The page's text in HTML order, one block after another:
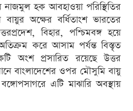
হক আবহাওয়া পরিস্থিতির
বায়ুর অক্ষের বর্ধিতাংশ ভারতের
বিহার, পশ্চিমবঙ্গ হয়ে
করে আসাম পর্যন্ত বিস্তৃত
অংশ প্রসারিত রয়েছে উত্তর
বাংলাদেশের ওপর মৌসুমি বায়ু
এটি মাঝারি অবস্থায়